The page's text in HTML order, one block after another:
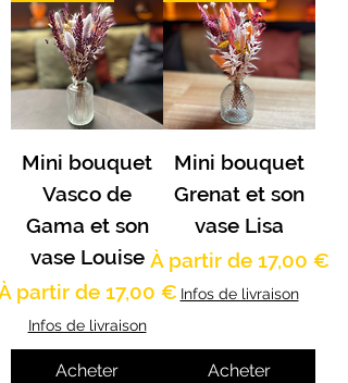
Mini bouquet
Vasco de
Gama et son
vase Louise
partir de 17,00 €
promotionnel
Infos de livraison
Acheter
Mini bouquet
Grenat et son
vase Lisa
À partir de 17,00 €
Prix promotionnel
Infos de livraison
Acheter